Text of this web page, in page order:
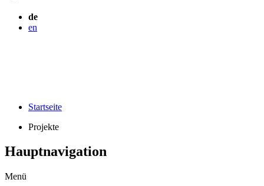
de
en
Startseite
Projekte
Hauptnavigation
Menü